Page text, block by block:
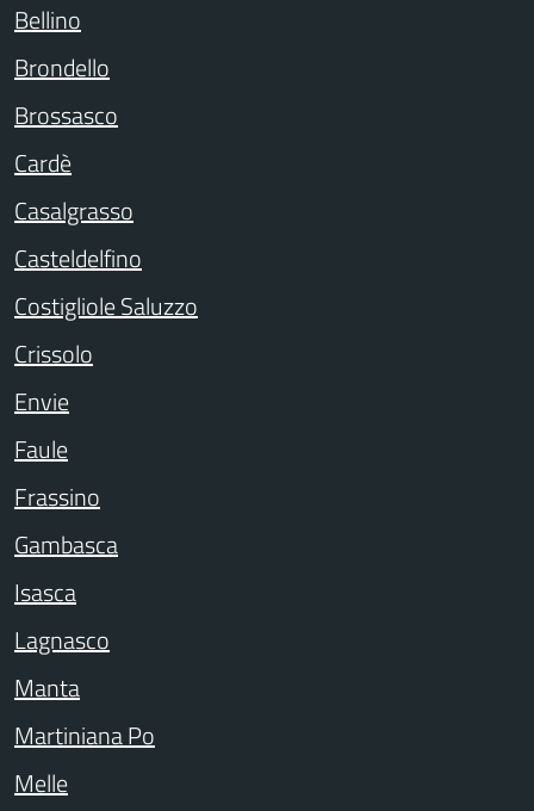
Bellino
Brondello
Brossasco
Cardè
Casalgrasso
Casteldelfino
Costigliole Saluzzo
Crissolo
Envie
Faule
Frassino
Gambasca
Isasca
Lagnasco
Manta
Martiniana Po
Melle